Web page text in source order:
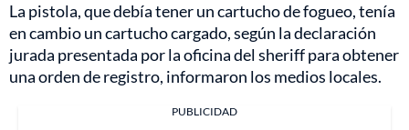
La pistola, que debía tener un cartucho de fogueo, tenía
en cambio un cartucho cargado, según la declaración
jurada presentada por la oficina del sheriff para obtener
una orden de registro, informaron los medios locales.
PUBLICIDAD